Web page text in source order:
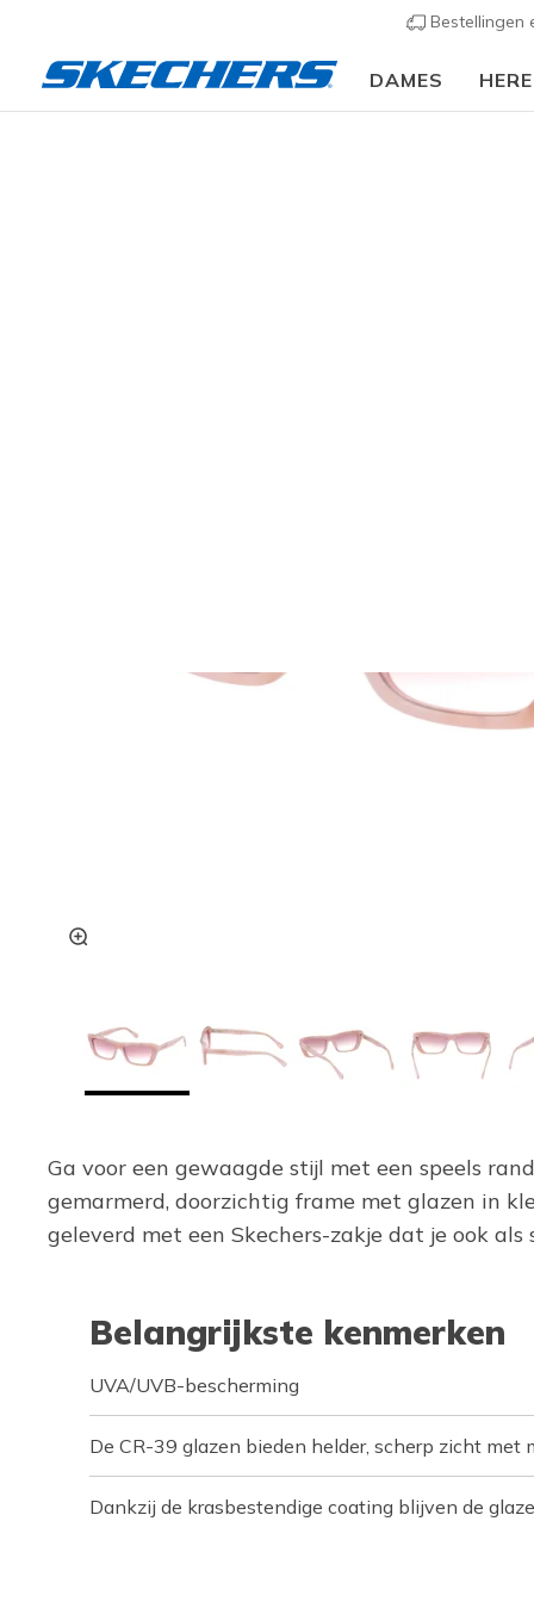
Bestellingen
DAMES
Ga voor een gewaagde stijl met een speels
gemarmerd, doorzichtig frame met glazen in
geleverd met een Skechers-zakje dat je ook
Belangrijkste kenmerken
UVA/UVB-bescherming
De CR-39 glazen bieden helder, scherp zicht met
Dankzij de krasbestendige coating blijven de